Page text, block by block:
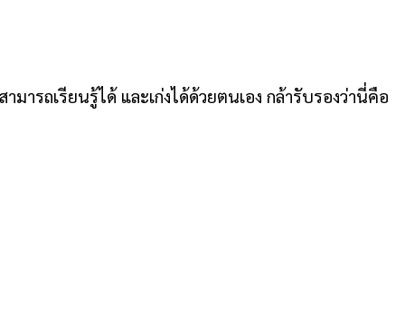
รถเรียนรู้ได้ และเก่งได้ด้วยตนเอง กล้ารับรองว่านี่คือ